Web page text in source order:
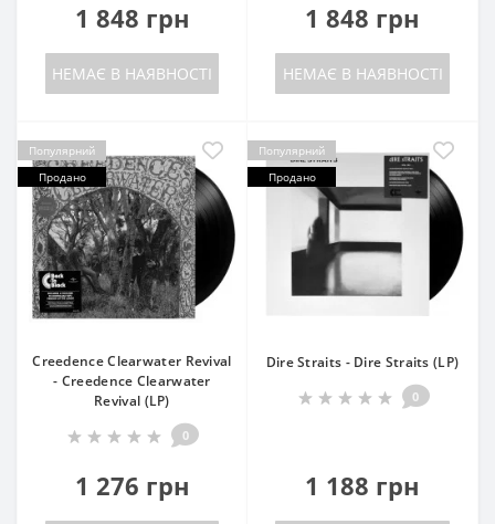
1 848 грн
НЕМАЄ В НАЯВНОСТІ
1 848 грн
НЕМАЄ В НАЯВНОСТІ
Популярний
Продано
Creedence Clearwater Revival
- Creedence Clearwater
Revival (LP)
0
1 276 грн
Популярний
Продано
Dire Straits - Dire Straits (LP)
0
1 188 грн